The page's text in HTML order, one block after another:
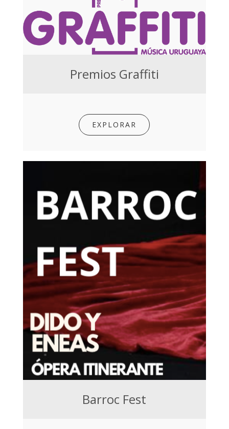
Premios Graffiti
EXPLORAR
Barroc Fest